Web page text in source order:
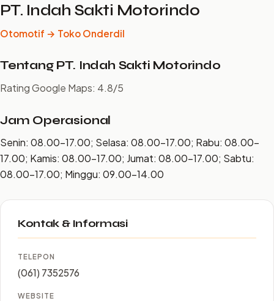
PT. Indah Sakti Motorindo
Otomotif → Toko Onderdil
Tentang PT. Indah Sakti Motorindo
Rating Google Maps: 4.8/5
Jam Operasional
Senin: 08.00–17.00; Selasa: 08.00–17.00; Rabu: 08.00–
17.00; Kamis: 08.00–17.00; Jumat: 08.00–17.00; Sabtu:
08.00–17.00; Minggu: 09.00–14.00
Kontak & Informasi
TELEPON
(061) 7352576
WEBSITE